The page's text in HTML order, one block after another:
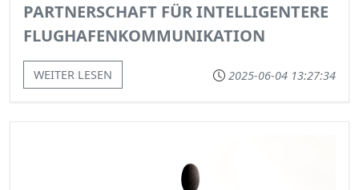
PARTNERSCHAFT FÜR INTELLIGENTERE
FLUGHAFENKOMMUNIKATION
WEITER LESEN 2025-06-04 13:27:34